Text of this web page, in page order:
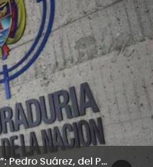
“Gobierno debe cumplir decisiones de la Procuraduría”: Pedro Suárez, del Pacto Histórico